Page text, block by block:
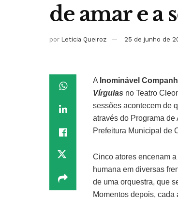
de amar e a
por Leticia Queiroz 25 de junho de
A Inominável
Vírgulas no Teatro
sessões acontecem de
através do Programa
Prefeitura Municipal de
Cinco atores encenam
humana em diversas
de uma orquestra, que
Momentos depois,